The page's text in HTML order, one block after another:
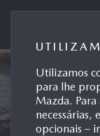
Utilizamos
para lhe
Mazda.
necessárias,
opcionais –